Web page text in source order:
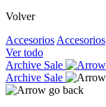
Volver
Accesorios Accesorios
Ver todo
Archive Sale
Archive Sale